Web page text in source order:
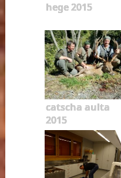
hege 2015
catscha aulta
2015